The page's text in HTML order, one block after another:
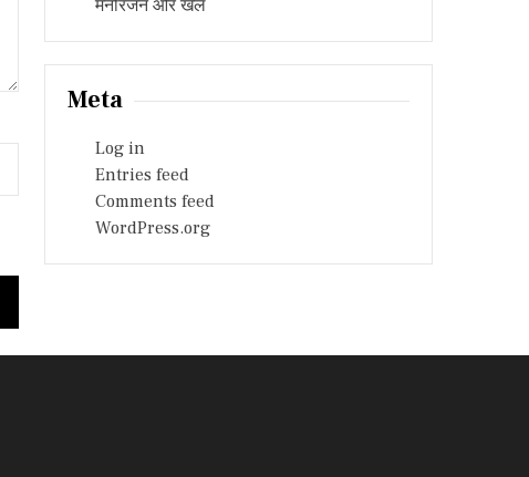
मनोरंजन और खेल
Meta
Log in
Entries feed
Comments feed
WordPress.org